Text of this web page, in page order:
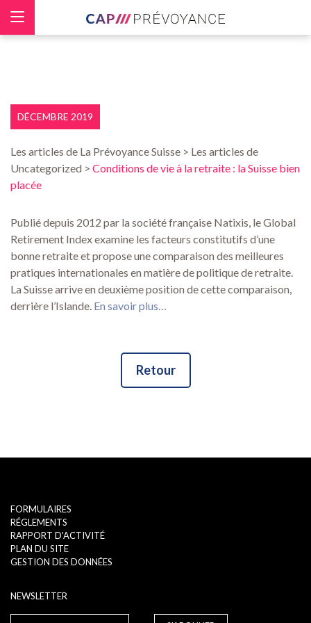
DÉCEMBRE 2019
Les articles de La Prévoyance Suisse > Les articles de
Uncategorized > Conditions de vie à la retraite : la Suisse bien
placée
Publié depuis 2012 par la société française Natixis, le Global
Retirement Index examine les facteurs constitutifs d’une
bonne retraite et propose une comparaison des meilleures
pratiques internationales en matière de politique de retraite.
La Suisse arrive en deuxième position de cette comparaison,
derrière l’Islande. En savoir plus…
Retour
FORMULAIRES
RÉGLEMENTS
RAPPORT D'ACTIVITÉ
PLAN DU SITE
GESTION DES DONNÉES
NEWSLETTER
Panneau de gestion des cookies